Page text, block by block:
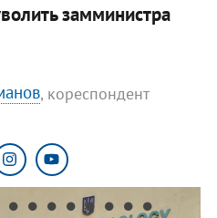
замминистра
, кореспондент